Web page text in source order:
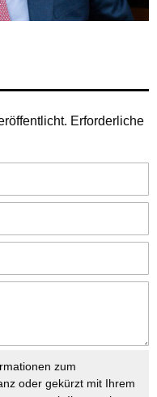
Erforderliche
zum
oder gekürzt mit Ihrem